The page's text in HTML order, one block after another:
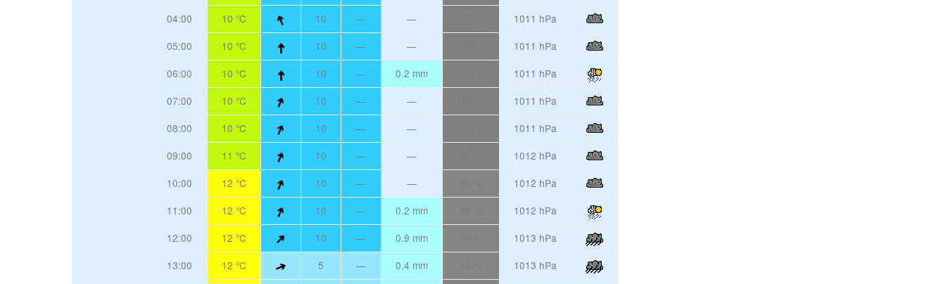
04:00
10 °C 10 — —
1011 hPa
05:00
10 °C 10 — —
1011 hPa
06:00
10 °C 10 — 0.2 mm
1011 hPa
07:00
10 °C 10 — —
1011 hPa
08:00
10 °C 10 — —
1011 hPa
09:00
11 °C 10 — —
1012 hPa
10:00
12 °C 10 — —
1012 hPa
11:00
12 °C 10 — 0.2 mm
1012 hPa
12:00
12 °C 10 — 0.9 mm
1013 hPa
13:00
12 °C 5 — 0.4 mm 1013 hPa